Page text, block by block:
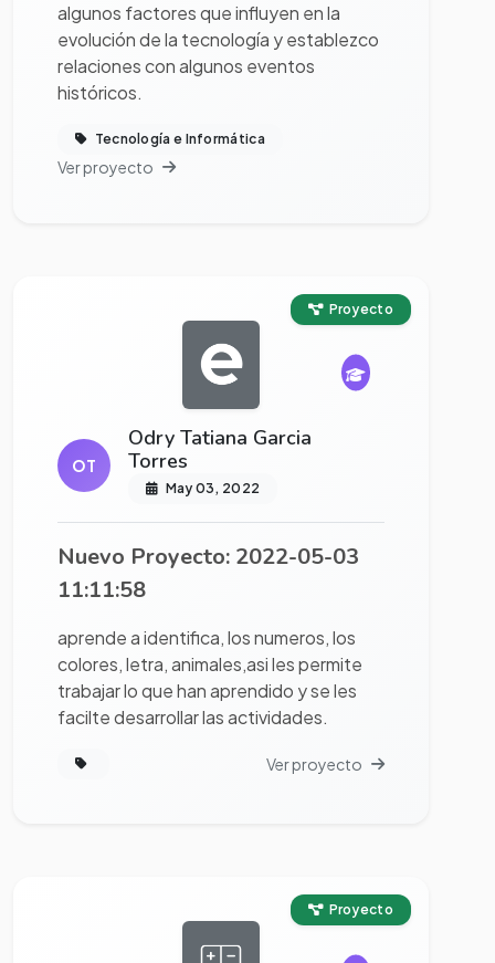
algunos factores que influyen en la
evolución de la tecnología y establezco
relaciones con algunos eventos
históricos.
Tecnología e Informática
Ver proyecto
Proyecto
OT
Odry Tatiana Garcia
Torres
May 03, 2022
Nuevo Proyecto: 2022-05-03
11:11:58
aprende a identifica, los numeros, los
colores, letra, animales,asi les permite
trabajar lo que han aprendido y se les
facilte desarrollar las actividades.
Ver proyecto
Proyecto